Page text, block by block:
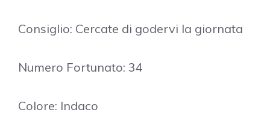
Consiglio: Cercate di godervi la giornata
Numero Fortunato: 34
Colore: Indaco